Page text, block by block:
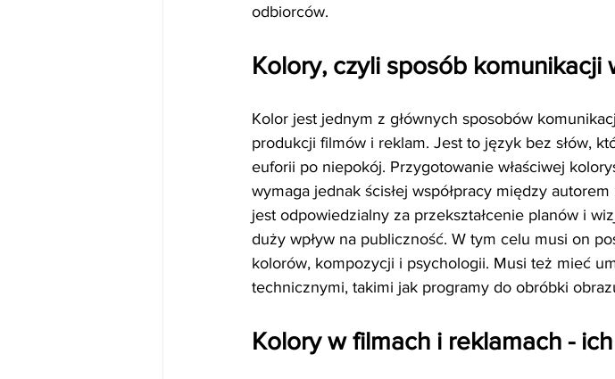
odbiorców.
Kolory, czyli sposób komunikacji
Kolor jest jednym z głównych sposobów
produkcji filmów i reklam. Jest to język bez słów,
euforii po niepokój. Przygotowanie właściwej
wymaga jednak ścisłej współpracy między
jest odpowiedzialny za przekształcenie planów i
duży wpływ na publiczność. W tym celu musi on
kolorów, kompozycji i psychologii. Musi też mieć
technicznymi, takimi jak programy do obróbki
Kolory w filmach i reklamach - ich